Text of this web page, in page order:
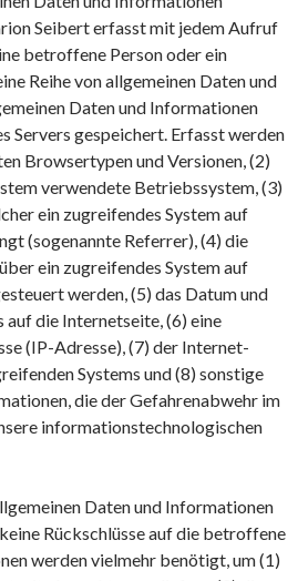
Seibert erfasst mit jedem Aufruf
betroffene Person oder ein
Reihe von allgemeinen Daten und
Daten und Informationen
Servers gespeichert. Erfasst werden
Browsertypen und Versionen, (2)
verwendete Betriebssystem, (3)
ein zugreifendes System auf
(sogenannte Referrer), (4) die
ein zugreifendes System auf
werden, (5) das Datum und
die Internetseite, (6) eine
(IP-Adresse), (7) der Internet-
Systems und (8) sonstige
die der Gefahrenabwehr im
informationstechnologischen
Daten und Informationen
Rückschlüsse auf die betroffene
werden vielmehr benötigt, um (1)